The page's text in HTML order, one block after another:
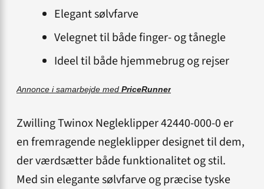
Elegant sølvfarve
Velegnet til både finger- og tånegle
Ideel til både hjemmebrug og rejser
Annonce i samarbejde med PriceRunner
Zwilling Twinox Negleklipper 42440-000-0 er
en fremragende negleklipper designet til dem,
der værdsætter både funktionalitet og stil.
Med sin elegante sølvfarve og præcise tyske